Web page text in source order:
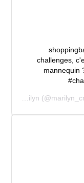
challenges,
mannequin
Marilyn